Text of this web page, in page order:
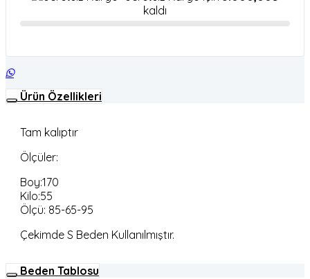
kaldı
Ürün Özellikleri
Tam kalıptır
Ölçüler:
Boy:170
Kilo:55
Ölçü: 85-65-95
Çekimde S Beden Kullanılmıştır.
Beden Tablosu